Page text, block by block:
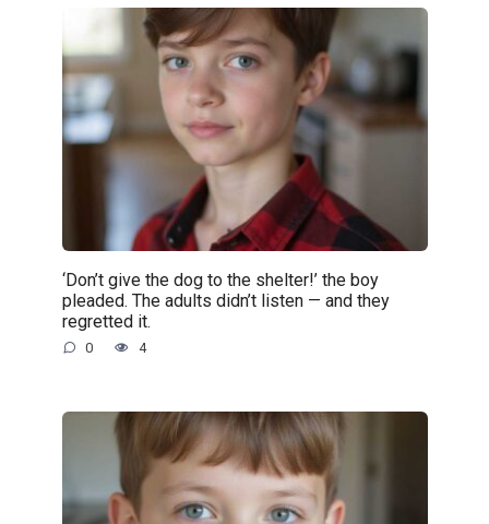
‘Don’t give the dog to the shelter!’ the boy
pleaded. The adults didn’t listen — and they
regretted it.
0 4